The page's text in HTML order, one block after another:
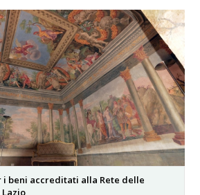
beni accreditati alla Rete delle